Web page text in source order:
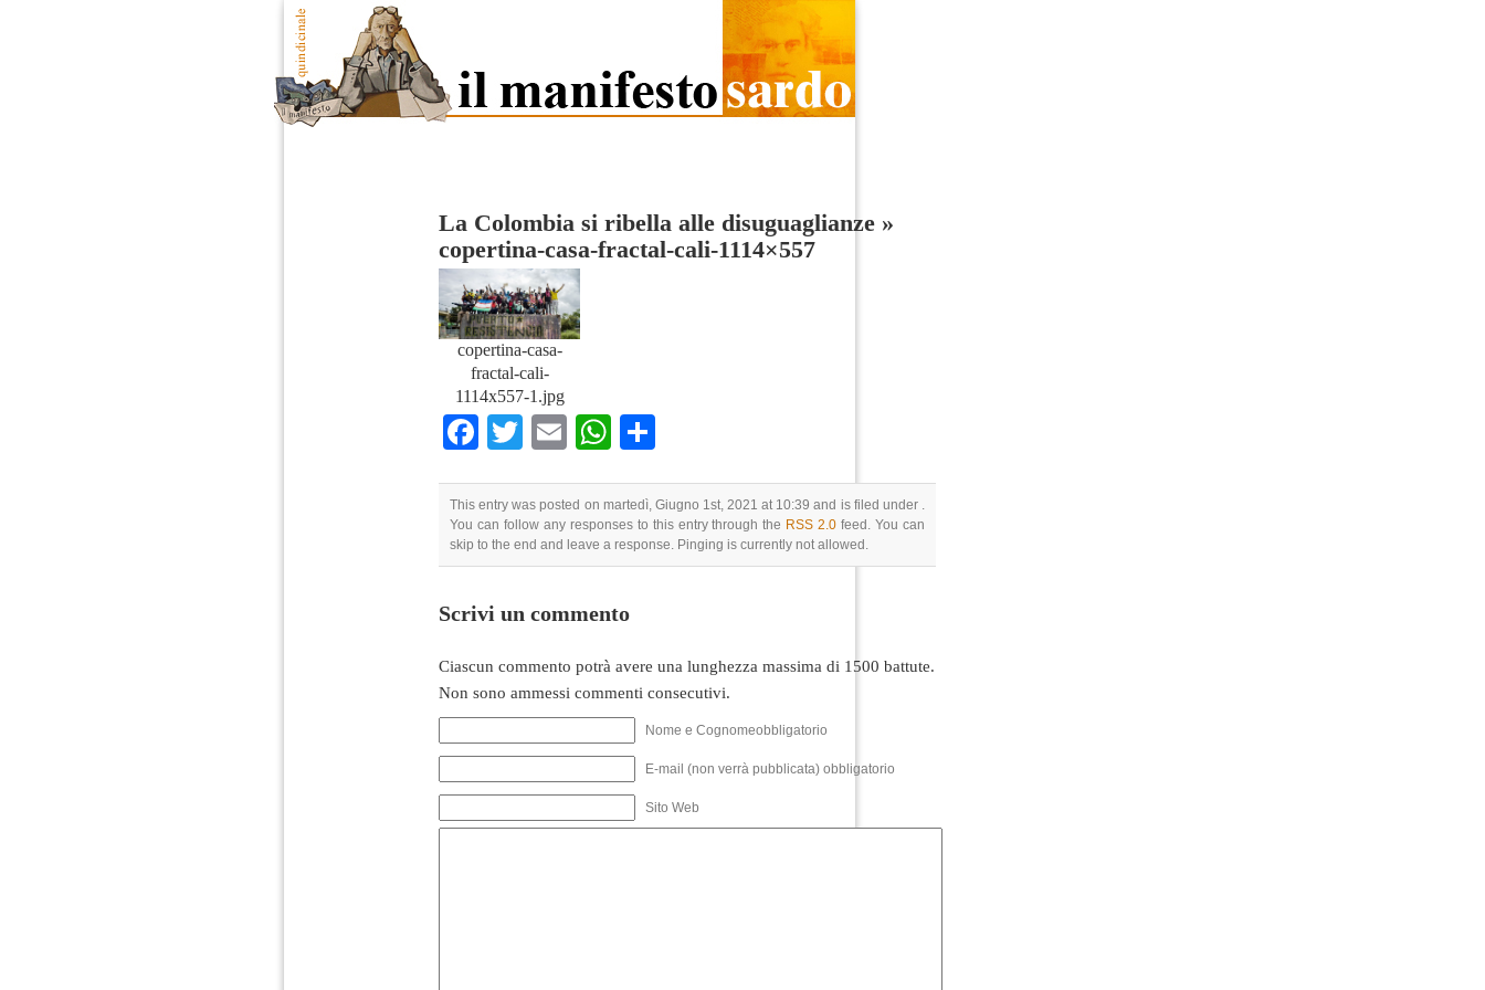
La Colombia si ribella alle disuguaglianze »
copertina-casa-fractal-cali-1114×557
copertina-casa-
fractal-cali-
1114x557-1.jpg
Facebook
TwitterEmailWhatsApp
This entry was posted on martedì, Giugno 1st, 2021 at 10:39 and is filed under .
You can follow any responses to this entry through the RSS 2.0 feed. You can
skip to the end and leave a response. Pinging is currently not allowed.
Scrivi un commento
Ciascun commento potrà avere una lunghezza massima di 1500 battute.
Non sono ammessi commenti consecutivi.
Nome e Cognomeobbligatorio
E-mail (non verrà pubblicata) obbligatorio
Sito Web